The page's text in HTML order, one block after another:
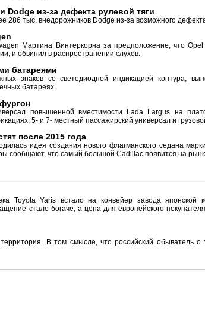
Dodge из-за дефекта рулевой тяги
286 тыс. внедорожников Dodge из-за возможного
Мартина Винтеркорна за предположение, что
и обвинил в распространении слухов.
батареями
знаков со светодиодной индикацией контура,
батареях.
повышенной вместимости Lada Largus на
5- и 7- местный пассажирский универсал и
после 2015 года
идея создания нового флагманского седана
сообщают, что самый большой Cadillac появится на
Toyota Yaris встало на конвейер завода японской
стало богаче, а цена для европейского
В том смысле, что российский обыватель